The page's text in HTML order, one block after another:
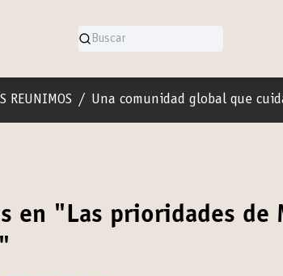
REUNIMOS / Una comunidad global que
en "Las prioridades de